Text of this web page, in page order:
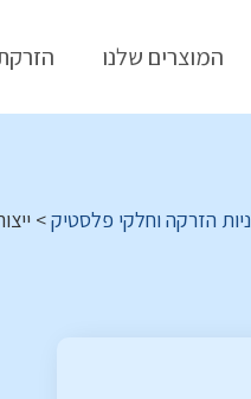
המוצרים שלנו
הזרקה וחלקי פלסטיק>